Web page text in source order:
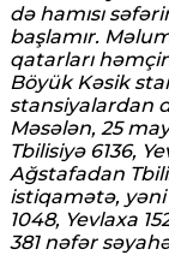
də hamısı
başlamır.
qatarları
Böyük Kəsik
stansiyalardan
Məsələn, 25
Tbilisiyə 6136,
Ağstafadan
istiqamətə, yəni
1048, Yevlaxa
381 nəfər